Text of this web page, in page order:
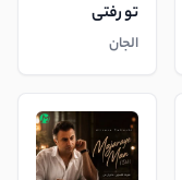
تو رفتی
الجان